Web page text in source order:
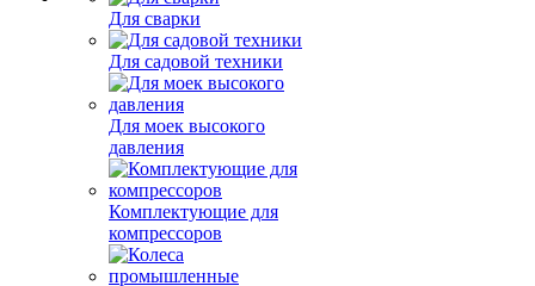
Для сварки
Для садовой техники
Для моек высокого
давления
Комплектующие для
компрессоров